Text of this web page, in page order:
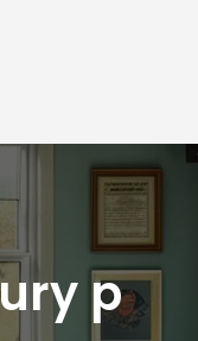
p